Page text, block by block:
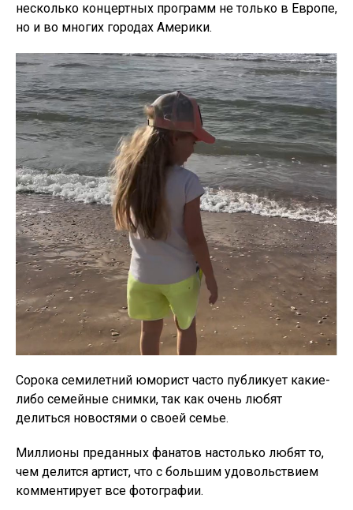
несколько концертных программ не только в Европе,
но и во многих городах Америки.
Сорока семилетний юморист часто публикует какие-
либо семейные снимки, так как очень любят
делиться новостями о своей семье.
Миллионы преданных фанатов настолько любят то,
чем делится артист, что с большим удовольствием
комментирует все фотографии.